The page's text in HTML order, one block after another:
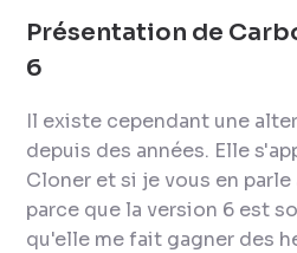
Présentation de
6
Il existe cependant une
depuis des années. Elle
Cloner et si je vous en
parce que la version 6 est
qu'elle me fait gagner des